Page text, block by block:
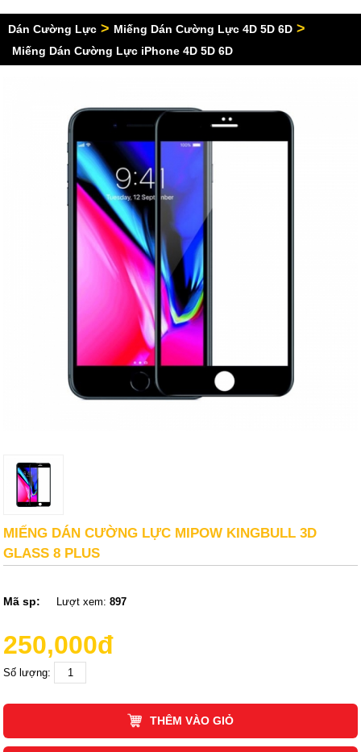
Dán Cường Lực > Miếng Dán Cường Lực 4D 5D 6D >
Miếng Dán Cường Lực iPhone 4D 5D 6D
MIẾNG DÁN CƯỜNG LỰC MIPOW KINGBULL 3D
GLASS 8 PLUS
Mã sp: Lượt xem:897
250,000đ
Số lượng:
THÊM VÀO GIỎ